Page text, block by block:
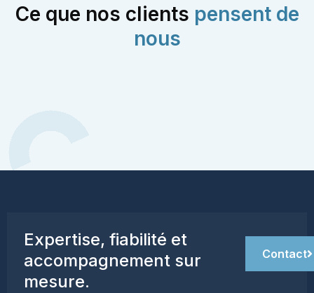
Ce que nos clients pensent de
nous
Expertise, fiabilité et
accompagnement sur
mesure.
Contact